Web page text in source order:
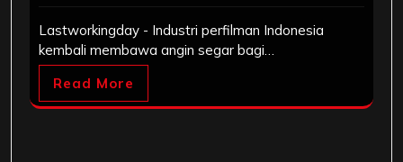
Lastworkingday - Industri perfilman Indonesia
kembali membawa angin segar bagi…
Read More